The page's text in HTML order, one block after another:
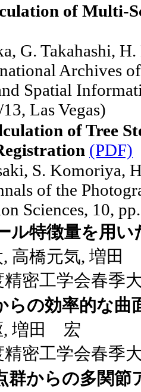
of Multi-
G. Takahashi, H.
Archives
Spatial
Las Vegas)
of Tree
(PDF)
S. Komoriya,
of the
Sciences, 10,
ル特徴量を用
, 高橋元気, 増田
精密工学会春季
らの効率的な曲
増田 宏
精密工学会春季
群からの多関節